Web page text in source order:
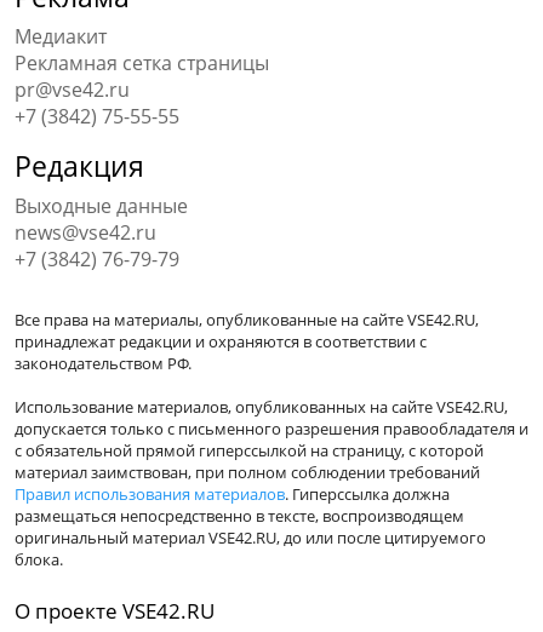
Медиакит
Рекламная сетка страницы
pr@vse42.ru
+7 (3842) 75-55-55
Редакция
Выходные данные
news@vse42.ru
+7 (3842) 76-79-79
Все права на материалы, опубликованные на сайте VSE42.RU,
принадлежат редакции и охраняются в соответствии с
законодательством РФ.
Использование материалов, опубликованных на сайте VSE42.RU,
допускается только с письменного разрешения правообладателя и
с обязательной прямой гиперссылкой на страницу, с которой
материал заимствован, при полном соблюдении требований
Правил использования материалов. Гиперссылка должна
размещаться непосредственно в тексте, воспроизводящем
оригинальный материал VSE42.RU, до или после цитируемого
блока.
О проекте VSE42.RU